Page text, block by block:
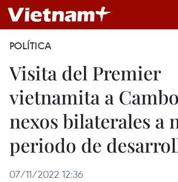
POLÍTICA
Visita del Premier
vietnamita a
nexos bilaterales a
periodo de
07/11/2022 12:36